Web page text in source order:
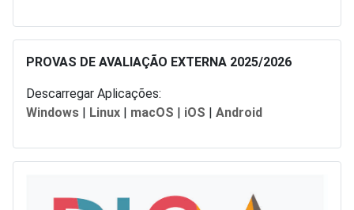
PROVAS DE AVALIAÇÃO EXTERNA 2025/2026
Descarregar Aplicações:
Windows
Linux macOS iOS Android